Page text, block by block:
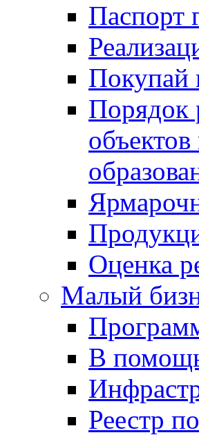
Паспорт
Покупай
Порядок
Оценка
Малый
В
Реестр